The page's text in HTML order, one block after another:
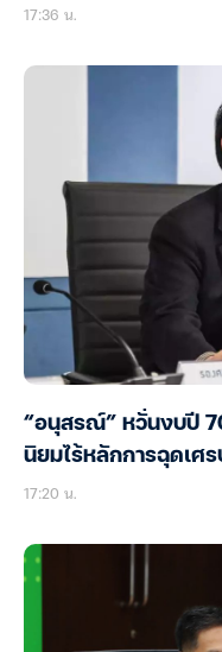
17:36 น.
“อนุสรณ์” หวั่นงบปี
นิยมไร้หลักการฉุดเศ
17:20 น.